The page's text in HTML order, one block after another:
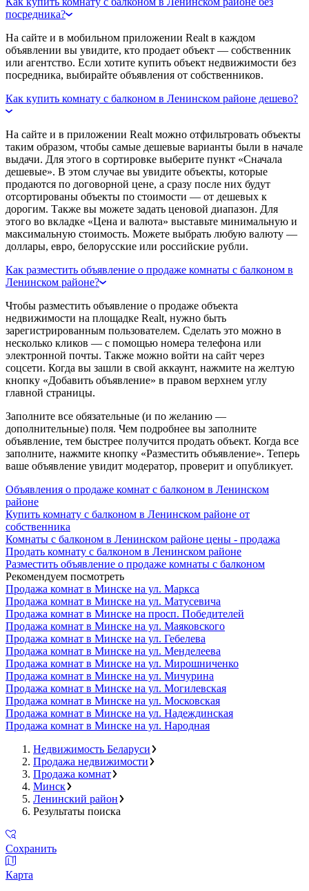
посредника?
На сайте и в мобильном приложении Realt в каждом
объявлении вы увидите, кто продает объект — собственник
или агентство. Если хотите купить объект недвижимости без
посредника, выбирайте объявления от собственников.
Как купить комнату с балконом в Ленинском районе дешево?
На сайте и в приложении Realt можно отфильтровать объекты
таким образом, чтобы самые дешевые варианты были в начале
выдачи. Для этого в сортировке выберите пункт «Сначала
дешевые». В этом случае вы увидите объекты, которые
продаются по договорной цене, а сразу после них будут
отсортированы объекты по стоимости — от дешевых к
дорогим. Также вы можете задать ценовой диапазон. Для
этого во вкладке «Цена и валюта» выставьте минимальную и
максимальную стоимость. Можете выбрать любую валюту —
доллары, евро, белорусские или российские рубли.
Как разместить объявление о продаже комнаты с балконом в
Ленинском районе?
Чтобы разместить объявление о продаже объекта
недвижимости на площадке Realt, нужно быть
зарегистрированным пользователем. Сделать это можно в
несколько кликов — с помощью номера телефона или
электронной почты. Также можно войти на сайт через
соцсети. Когда вы зашли в свой аккаунт, нажмите на желтую
кнопку «Добавить объявление» в правом верхнем углу
главной страницы.
Заполните все обязательные (и по желанию —
дополнительные) поля. Чем подробнее вы заполните
объявление, тем быстрее получится продать объект. Когда все
заполните, нажмите кнопку «Разместить объявление». Теперь
ваше объявление увидит модератор, проверит и опубликует.
Объявления о продаже комнат с балконом в Ленинском
районе
Купить комнату с балконом в Ленинском районе от
собственника
Комнаты с балконом в Ленинском районе цены - продажа
Продать комнату с балконом в Ленинском районе
Разместить объявление о продаже комнаты с балконом
Рекомендуем посмотреть
Продажа комнат в Минске на ул. Маркса
Продажа комнат в Минске на ул. Матусевича
Продажа комнат в Минске на просп. Победителей
Продажа комнат в Минске на ул. Маяковского
Продажа комнат в Минске на ул. Гебелева
Продажа комнат в Минске на ул. Менделеева
Продажа комнат в Минске на ул. Мирошниченко
Продажа комнат в Минске на ул. Мичурина
Продажа комнат в Минске на ул. Могилевская
Продажа комнат в Минске на ул. Московская
Продажа комнат в Минске на ул. Надеждинская
Продажа комнат в Минске на ул. Народная
Недвижимость Беларуси
Продажа недвижимости
Продажа комнат
Минск
Ленинский район
Результаты поиска
Сохранить
Карта